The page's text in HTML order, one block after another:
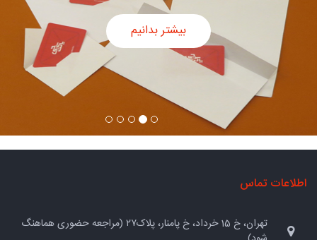
بیشتر بدانیم
اطلاعات تماس
تهران، خ 15 خرداد، خ پامنار، پلاک۲۷ (مراجعه حضوری هماهنگ
شود)